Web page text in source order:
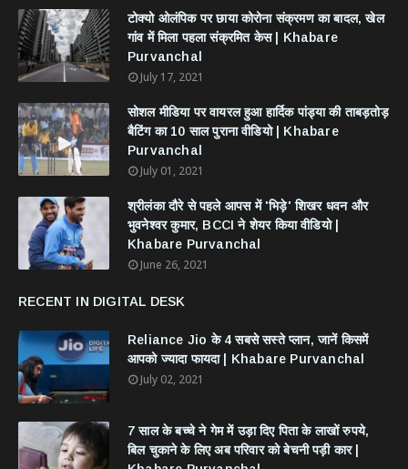
टोक्यो ओलंपिक पर छाया कोरोना संक्रमण का बादल, खेल
गांव में मिला पहला संक्रमित केस | Khabare
Purvanchal
July 17, 2021
सोशल मीडिया पर वायरल हुआ हार्दिक पांड्या की ताबड़तोड़
बैटिंग का 10 साल पुराना वीडियो | Khabare
Purvanchal
July 01, 2021
श्रीलंका दौरे से पहले आपस में 'भिड़े' शिखर धवन और
भुवनेश्वर कुमार, BCCI ने शेयर किया वीडियो |
Khabare Purvanchal
June 26, 2021
RECENT IN DIGITAL DESK
Reliance Jio के 4 सबसे सस्ते प्लान, जानें किसमें
आपको ज्यादा फायदा | Khabare Purvanchal
July 02, 2021
7 साल के बच्चे ने गेम में उड़ा दिए पिता के लाखों रुपये,
बिल चुकाने के लिए अब परिवार को बेचनी पड़ी कार |